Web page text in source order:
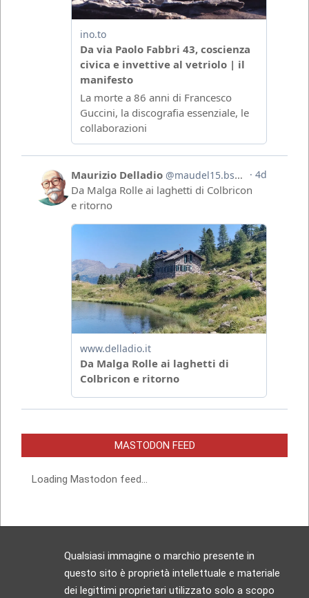
MASTODON FEED
Loading Mastodon feed...
Qualsiasi immagine o marchio presente in
questo sito è proprietà intellettuale e materiale
dei legittimi proprietari utilizzato solo a scopo